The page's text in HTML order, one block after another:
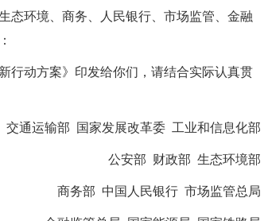
态环境、商务、人民银行、市场监管、金融
行动方案》印发给你们，请结合实际认真贯
交通运输部 国家发展改革委 工业和信息化部
公安部 财政部 生态环境部
商务部 中国人民银行 市场监管总局